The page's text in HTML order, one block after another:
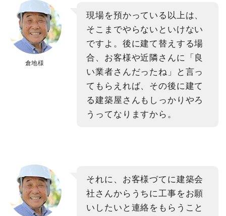
倉地様
現場を預かっている以上は、
そこまでやらないといけない
ですよ。後に建て替えする場
合、お客様や近隣さんに「良
い業者さんだったね」と言っ
てもらえれば、その後に建て
る建築屋さんもしっかりやろ
うってなりますから。
それに、お客様づてに建築会
社さんからうちに工事をお願
いしたいと連絡をもらうこと